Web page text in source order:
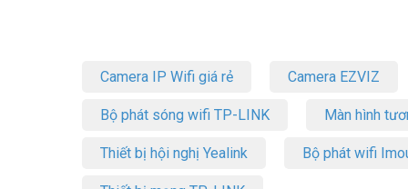
Camera IP Wifi giá rẻ Camera EZVIZ
Bộ phát sóng wifi TP-LINK Màn hình
Thiết bị hội nghị Yealink Bộ phát wifi